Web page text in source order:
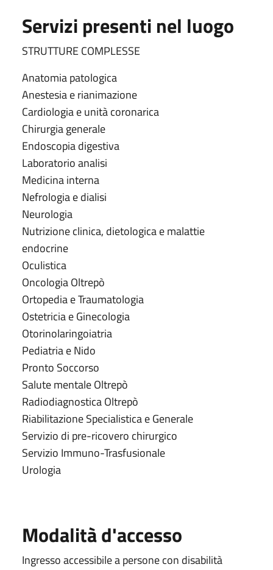
Servizi presenti nel luogo
STRUTTURE COMPLESSE
Anatomia patologica
Anestesia e rianimazione
Cardiologia e unità coronarica
Chirurgia generale
Endoscopia digestiva
Laboratorio analisi
Medicina interna
Nefrologia e dialisi
Neurologia
Nutrizione clinica, dietologica e malattie
endocrine
Oculistica
Oncologia Oltrepò
Ortopedia e Traumatologia
Ostetricia e Ginecologia
Otorinolaringoiatria
Pediatria e Nido
Pronto Soccorso
Salute mentale Oltrepò
Radiodiagnostica Oltrepò
Riabilitazione Specialistica e Generale
Servizio di pre-ricovero chirurgico
Servizio Immuno-Trasfusionale
Urologia
Modalità d'accesso
Ingresso accessibile a persone con disabilità